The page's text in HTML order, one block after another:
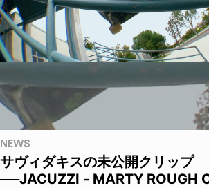
NEWS
サヴィダキスの未公開クリップ
──JACUZZI - MARTY ROUGH